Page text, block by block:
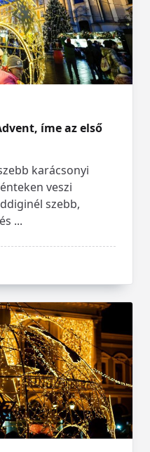
íme az első
karácsonyi
veszi
szebb,
...